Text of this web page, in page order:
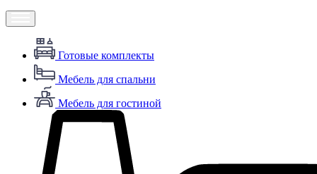
Готовые комплекты
Мебель для спальни
Мебель для гостиной